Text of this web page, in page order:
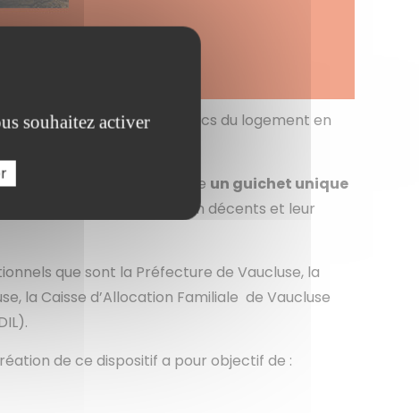
pour tous les acteurs publics du logement en
2015, a ainsi mis en place un guichet unique
d’habitats indignes ou non décents et leur
que sont la Préfecture de Vaucluse, la
la Caisse d’Allocation Familiale de Vaucluse
de ce dispositif a pour objectif de :
souhaitez activer